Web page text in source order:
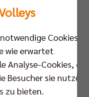
gehen die
in die am 27.
Endspiele
wird zwischen
Lüneburg noch
Cookies,
wie erwartet
Cookies, die
Besucher sie nutzen,
zu bieten.